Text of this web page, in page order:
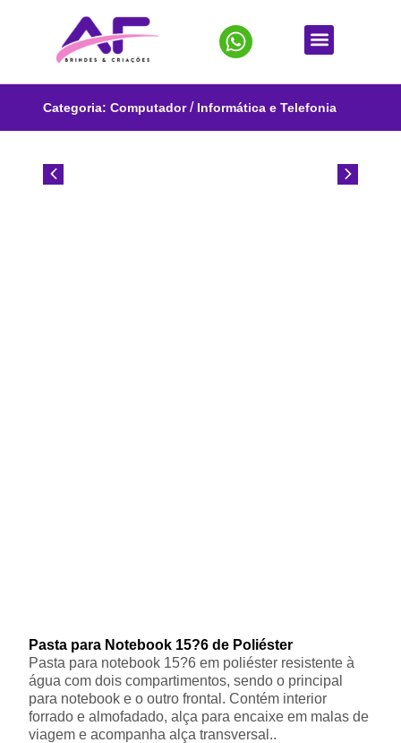
Categoria: Computador/ Informática e Telefonia
Pasta para Notebook 15?6 de Poliéster
Pasta para notebook 15?6 em poliéster resistente à
água com dois compartimentos, sendo o principal
para notebook e o outro frontal. Contém interior
forrado e almofadado, alça para encaixe em malas de
viagem e acompanha alça transversal..